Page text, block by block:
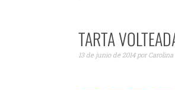
TARTA
13 de junio de 2014porCarolina